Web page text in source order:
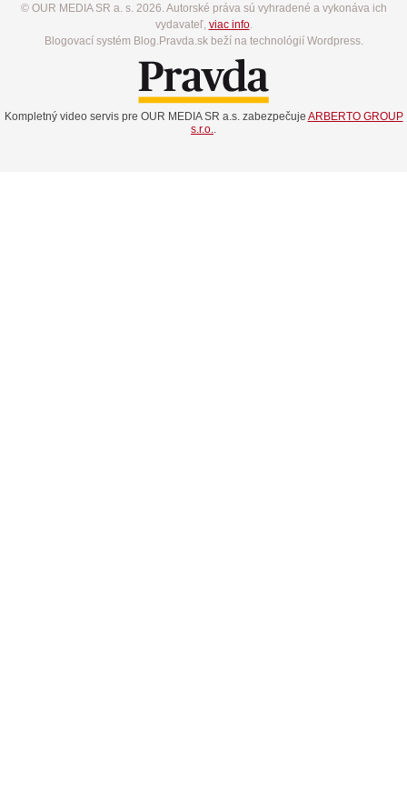
© OUR MEDIA SR a. s. 2026. Autorské práva sú vyhradené a vykonáva ich
vydavateľ, viac info.
Blogovací systém Blog.Pravda.sk beží na technológií Wordpress.
Kompletný video servis pre OUR MEDIA SR a.s. zabezpečuje ARBERTO GROUP
s.r.o..